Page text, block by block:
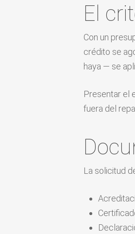
El
Con un
crédito se
haya — se
Presentar el
fuera del
La solicitud